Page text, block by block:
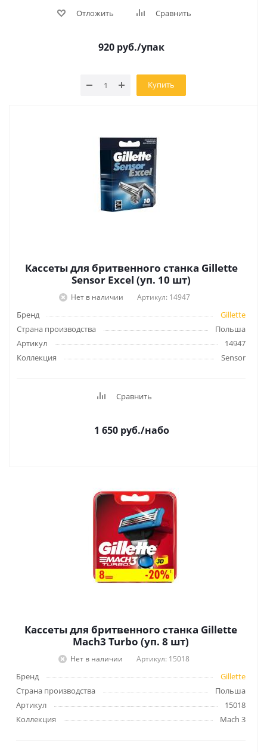
Отложить Сравнить
920руб./упак
Купить
Кассеты для бритвенного станка Gillette
Sensor Exсеl (уп. 10 шт)
Нет в наличии Артикул: 14947
Бренд
Gillette
Страна производства
Польша
Артикул
14947
Коллекция
Sensor
Сравнить
1 650руб./набо
Кассеты для бритвенного станка Gillette
Mach3 Turbо (уп. 8 шт)
Нет в наличии Артикул: 15018
Бренд
Gillette
Страна производства
Польша
Артикул
15018
Коллекция
Mach 3